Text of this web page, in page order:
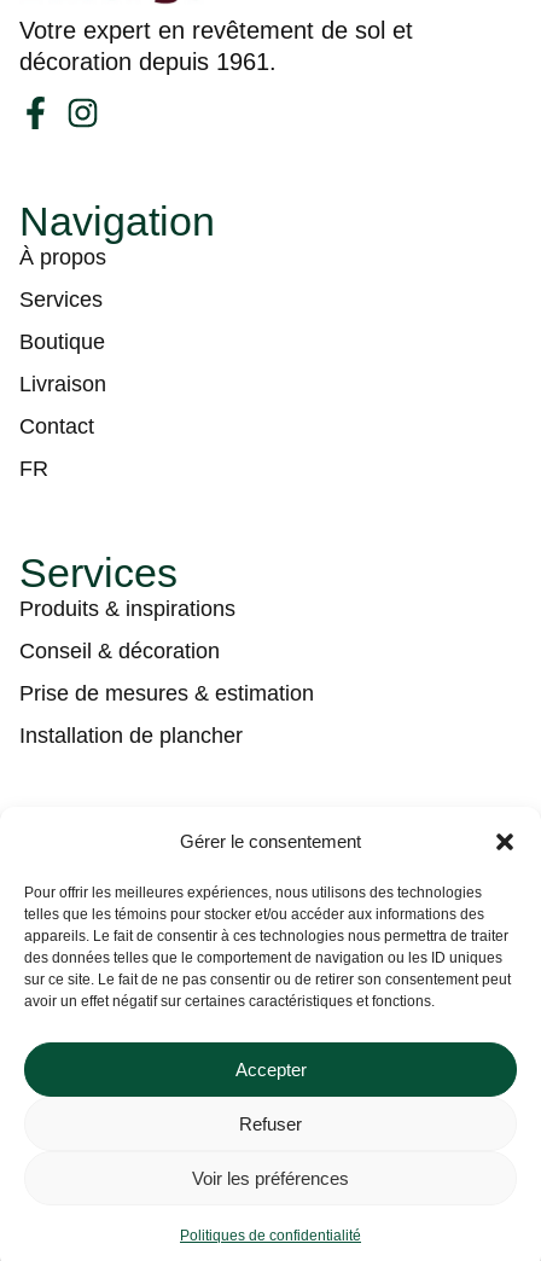
Gérer le consentement
Pour offrir les meilleures expériences, nous utilisons des technologies
telles que les témoins pour stocker et/ou accéder aux informations des
appareils. Le fait de consentir à ces technologies nous permettra de traiter
des données telles que le comportement de navigation ou les ID uniques
sur ce site. Le fait de ne pas consentir ou de retirer son consentement peut
avoir un effet négatif sur certaines caractéristiques et fonctions.
Accepter
Refuser
Voir les préférences
Politiques de confidentialité
Votre expert en revêtement de sol et
décoration depuis 1961.
Navigation
À propos
Services
Boutique
Livraison
Contact
FR
Services
Produits & inspirations
Conseil & décoration
Prise de mesures & estimation
Installation de plancher
tgl@tapisguylaberge.com
3275 Bd Monseigneur-Langlois, Salaberry-de-
Valleyfield, QC J6S 4Y2
Vous ne trouvez pas ce que vous
cherchez ?
le prouvera !